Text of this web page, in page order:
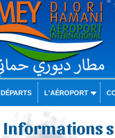
DÉPARTS L'AÉROPORT
Informations